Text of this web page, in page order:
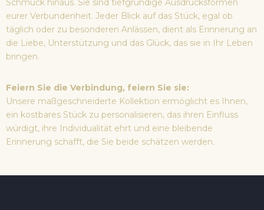
eurer Verbundenheit. Jeder Blick auf das Stück, egal ob
täglich oder zu besonderen Anlässen, dient als Erinnerung an
die Liebe, Unterstützung und das Glück, das sie in Ihr Leben
bringen.
Feiern Sie die Verbindung, feiern Sie sie:
Unsere maßgeschneiderte Kollektion ermöglicht es Ihnen,
ein kostbares Stück zu personalisieren, das ihren Einfluss
würdigt, ihre Individualität ehrt und eine bleibende
Erinnerung schafft, die Sie beide schätzen werden.